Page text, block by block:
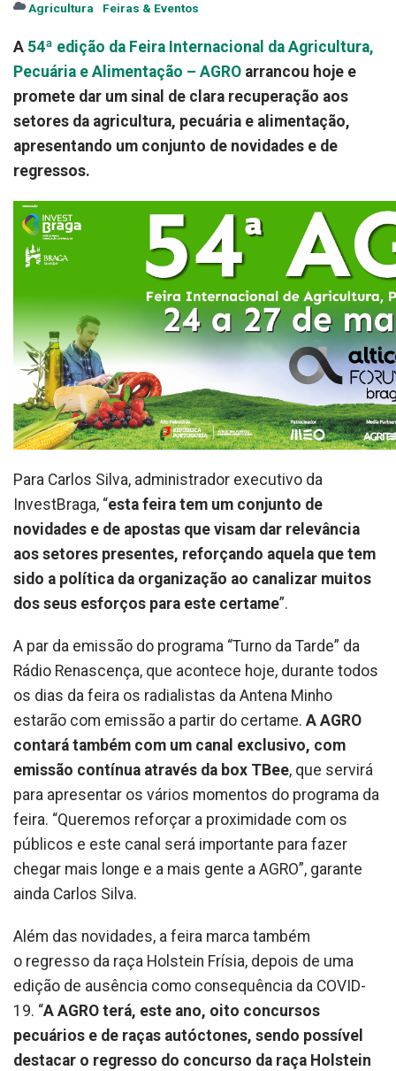
Agricultura
Feiras & Eventos
A 54ª edição da Feira Internacional da Agricultura,
Pecuária e Alimentação – AGRO arrancou hoje e
promete dar um sinal de clara recuperação aos
setores da agricultura, pecuária e alimentação,
apresentando um conjunto de novidades e de
regressos.
Para Carlos Silva, administrador executivo da
InvestBraga, “esta feira tem um conjunto de
novidades e de apostas que visam dar relevância
aos setores presentes, reforçando aquela que tem
sido a política da organização ao canalizar muitos
dos seus esforços para este certame”.
A par da emissão do programa “Turno da Tarde” da
Rádio Renascença, que acontece hoje, durante todos
os dias da feira os radialistas da Antena Minho
estarão com emissão a partir do certame. A AGRO
contará também com um canal exclusivo, com
emissão contínua através da box TBee, que servirá
para apresentar os vários momentos do programa da
feira. “Queremos reforçar a proximidade com os
públicos e este canal será importante para fazer
chegar mais longe e a mais gente a AGRO”, garante
ainda Carlos Silva.
Além das novidades, a feira marca também
o regresso da raça Holstein Frísia, depois de uma
edição de ausência como consequência da COVID-
19. “A AGRO terá, este ano, oito concursos
pecuários e de raças autóctones, sendo possível
destacar o regresso do concurso da raça Holstein